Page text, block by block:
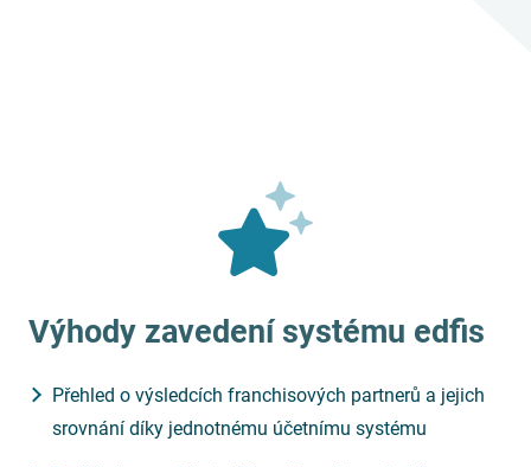
Výhody zavedení systému edfis
Přehled o výsledcích franchisových partnerů a jejich
srovnání díky jednotnému účetnímu systému